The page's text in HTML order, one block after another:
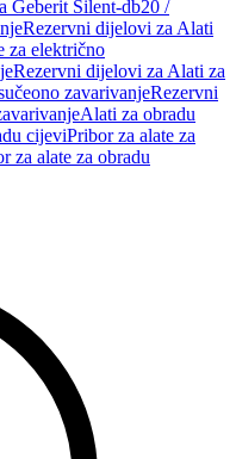
Geberit Silent-db20 /
Rezervni dijelovi za Alati
za električno
Rezervni dijelovi za Alati za
zavarivanjeRezervni
Alati za obradu
cijeviPribor za alate za
za alate za obradu